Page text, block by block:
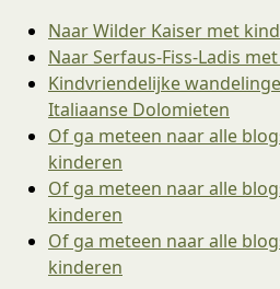
Naar Wilder Kaiser met
Naar Serfaus-Fiss-Ladis
Kindvriendelijke
Italiaanse Dolomieten
Of ga meteen naar alle
kinderen
Of ga meteen naar alle
kinderen
Of ga meteen naar alle
kinderen